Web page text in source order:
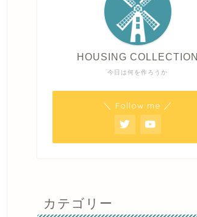
今日は何を作ろうか
HOUSING COLLECTION
＼ Follow me ／
カテゴリー